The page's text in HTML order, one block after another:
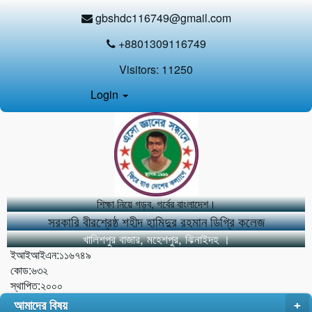
gbshdc116749@gmail.com
+8801309116749
Visitors: 11250
Login
শিক্ষা নিয়ে গড়ব, গর্বের বাংলাদেশ।
সরকারি বীরশ্রেষ্ঠ শহীদ হামিদুর রহমান ডিগ্রি কলেজ
খালিশপুর বাজার, মহেশপুর, ঝিনাইদহ ।
ইআইআইএন:১১৬৭৪৯
কোড:৬৩২
স্থাপিত:২০০০
+
আমাদের বিষয়